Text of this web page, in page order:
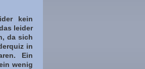
kein
leider
da sich
in
Ein
wenig